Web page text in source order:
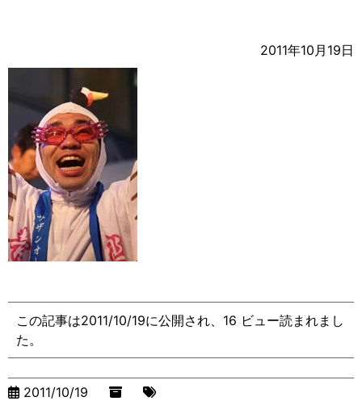
2011年10月19日
この記事は2011/10/19に公開され、16 ビュー読まれまし
た。
2011/10/19